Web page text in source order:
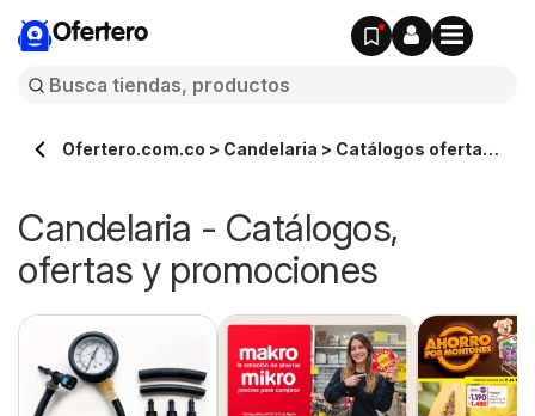
Ofertero
Ofertero.com.co > Candelaria > Catálogos ofertas
Candelaria - Catálogos,
ofertas y promociones